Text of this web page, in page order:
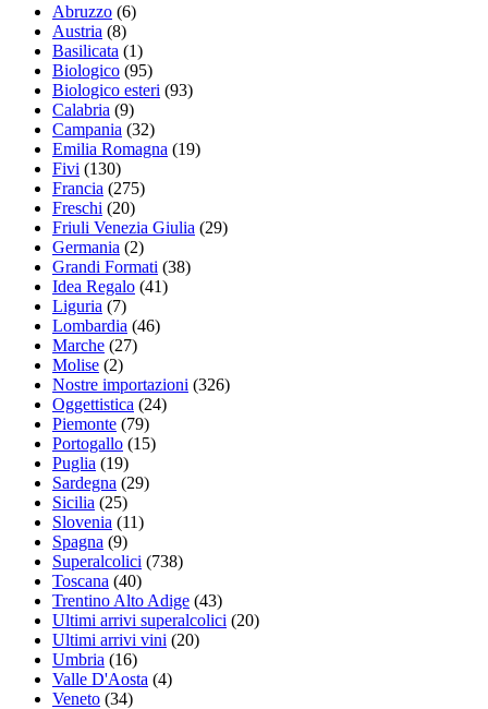
Abruzzo (6)
Austria (8)
Basilicata (1)
Biologico (95)
Biologico esteri (93)
Calabria (9)
Campania (32)
Emilia Romagna (19)
Fivi (130)
Francia (275)
Freschi (20)
Friuli Venezia Giulia (29)
Germania (2)
Grandi Formati (38)
Idea Regalo (41)
Liguria (7)
Lombardia (46)
Marche (27)
Molise (2)
Nostre importazioni (326)
Oggettistica (24)
Piemonte (79)
Portogallo (15)
Puglia (19)
Sardegna (29)
Sicilia (25)
Slovenia (11)
Spagna (9)
Superalcolici (738)
Toscana (40)
Trentino Alto Adige (43)
Ultimi arrivi superalcolici (20)
Ultimi arrivi vini (20)
Umbria (16)
Valle D'Aosta (4)
Veneto (34)